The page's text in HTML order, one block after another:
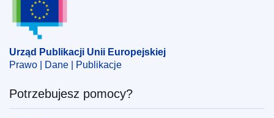
Urząd Publikacji Unii Europejskiej
Prawo | Dane | Publikacje
Potrzebujesz pomocy?